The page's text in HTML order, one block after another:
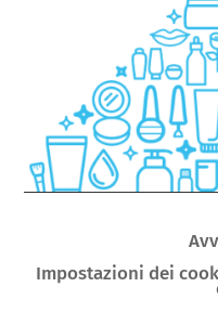
Impostazioni dei